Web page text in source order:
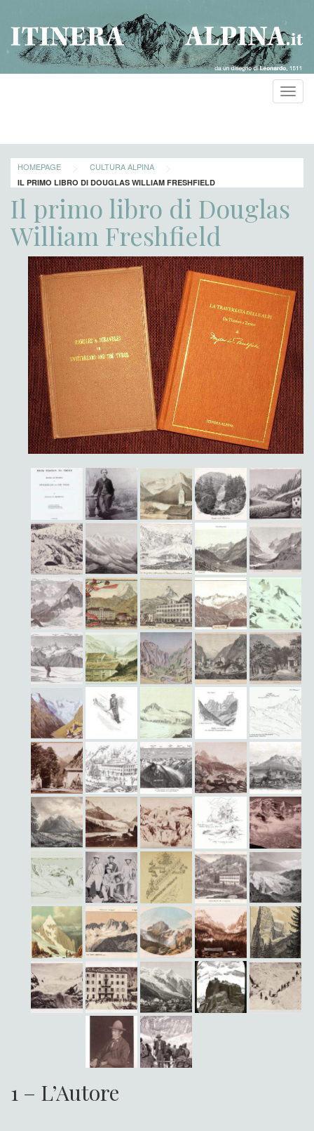
HOMEPAGE CULTURA ALPINA
IL PRIMO LIBRO DI DOUGLAS WILLIAM FRESHFIELD
Il primo libro di Douglas
William Freshfield
1 – L’Autore